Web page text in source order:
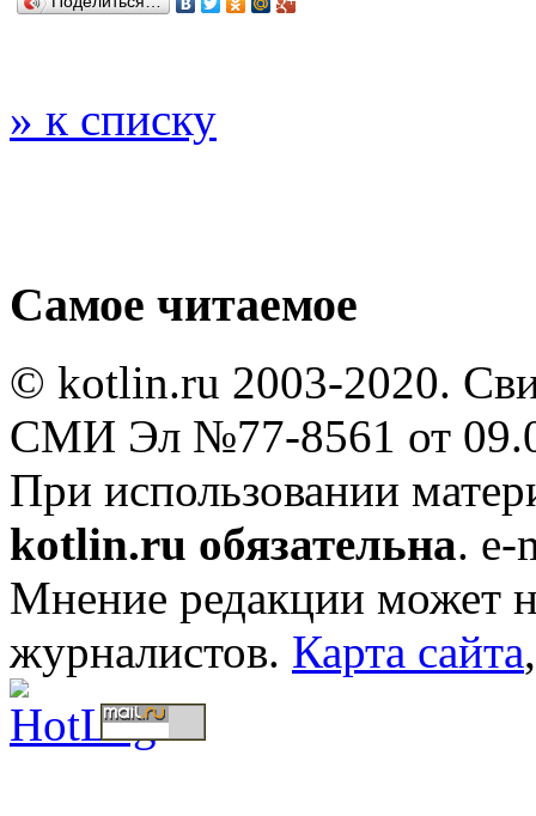
» к списку
Самое читаемое
© kotlin.ru 2003-2020.
СМИ Эл №77-8561 от
При использовании
kotlin.ru обязательна. e-
Мнение редакции может
журналистов. Карта сайта